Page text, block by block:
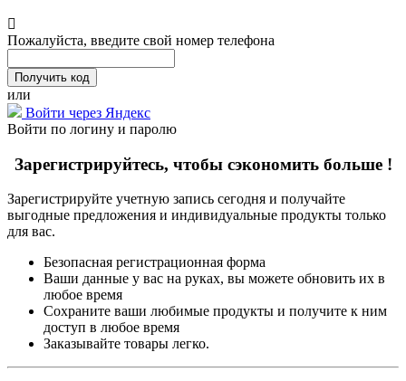
Пожалуйста, введите свой номер телефона
или
Войти через Яндекс
Войти по логину и паролю
Зарегистрируйтесь, чтобы сэкономить больше !
Зарегистрируйте учетную запись сегодня и получайте
выгодные предложения и индивидуальные продукты только
для вас.
Безопасная регистрационная форма
Ваши данные у вас на руках, вы можете обновить их в
любое время
Сохраните ваши любимые продукты и получите к ним
доступ в любое время
Заказывайте товары легко.